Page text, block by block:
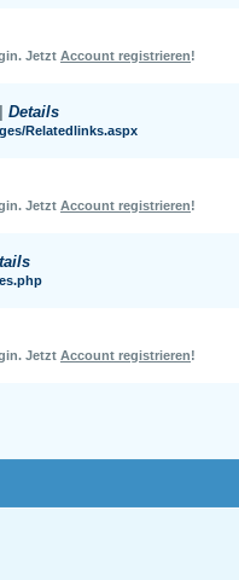
Jetzt Account registrieren!
Details
Relatedlinks.aspx
Jetzt Account registrieren!
Jetzt Account registrieren!